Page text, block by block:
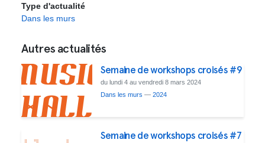
Type d'actualité
Dans les murs
Autres actualités
Semaine de workshops croisés #9
du lundi 4 au vendredi 8 mars 2024
Dans les murs — 2024
Semaine de workshops croisés #7